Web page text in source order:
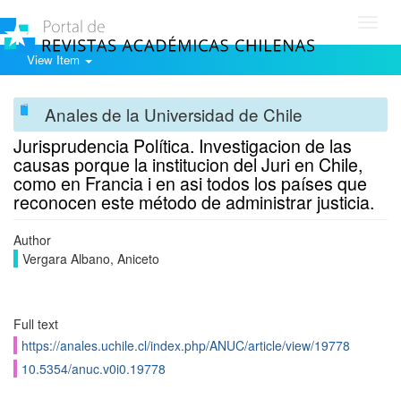
View Item
Anales de la Universidad de Chile
Jurisprudencia Política. Investigacion de las
causas porque la institucion del Juri en Chile,
como en Francia i en asi todos los países que
reconocen este método de administrar justicia.
Author
Vergara Albano, Aniceto
Full text
https://anales.uchile.cl/index.php/ANUC/article/view/19778
10.5354/anuc.v0i0.19778